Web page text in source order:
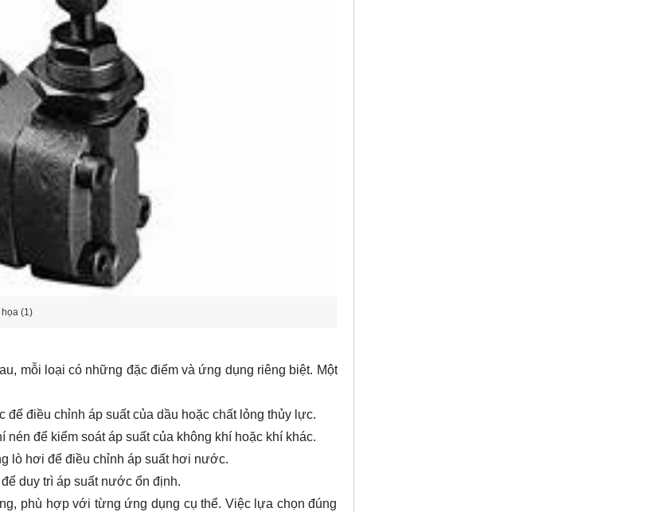
(1)
mỗi loại có những đặc điểm và ứng dụng riêng biệt. Một
để điều chỉnh áp suất của dầu hoặc chất lỏng thủy lực.
để kiểm soát áp suất của không khí hoặc khí khác.
lò hơi để điều chỉnh áp suất hơi nước.
duy trì áp suất nước ổn định.
phù hợp với từng ứng dụng cụ thể. Việc lựa chọn đúng